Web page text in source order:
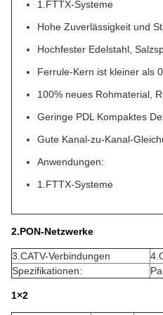
1.FTTX-Systeme
Hohe Zuverlässigkeit und
Hochfester Edelstahl,
Ferrule-Kern ist kleiner als
100% neues Rohmaterial,
Geringe PDL Kompaktes
Gute Kanal-zu-Kanal-
Anwendungen:
1.FTTX-Systeme
2.PON-Netzwerke
3.CATV-Verbindungen
Spezifikationen:
1×2